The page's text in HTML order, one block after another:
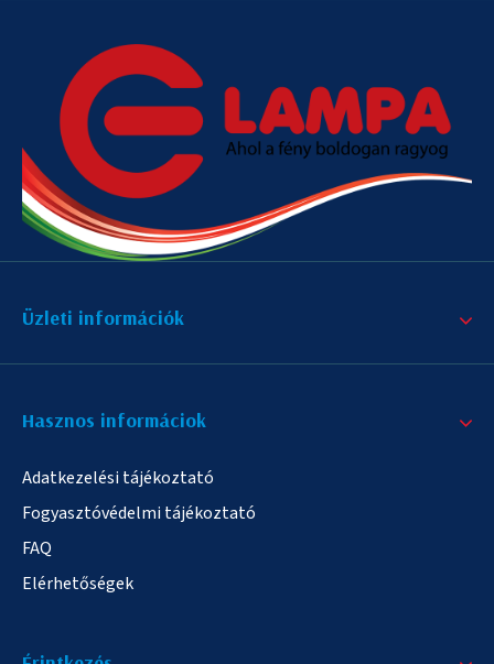
Üzleti információk
Hasznos informáciok
Adatkezelési tájékoztató
Fogyasztóvédelmi tájékoztató
FAQ
Elérhetőségek